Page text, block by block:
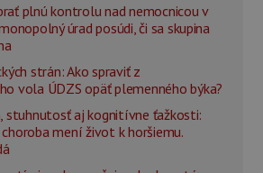
plnú kontrolu nad nemocnicou v
úrad posúdi, či sa skupina
strán: Ako spraviť z
vola ÚDZS opäť plemenného býka?
stuhnutosť aj kognitívne ťažkosti:
mení život k horšiemu.